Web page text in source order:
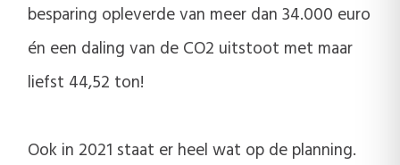
besparing opleverde van meer dan 34.000 euro
én een daling van de CO2 uitstoot met maar
liefst 44,52 ton!
Ook in 2021 staat er heel wat op de planning.